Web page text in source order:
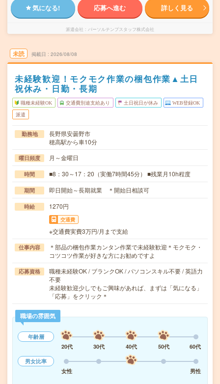
気になる! 応募へ進む 詳しく見る
派遣会社 パーソルテンプスタッフ株式会社
未読 掲載日 2026/08/08
未経験歓迎！モクモク作業の梱包作業▲土日
祝休み・日勤・長期
職種未経験OK 交通費別途支給あり 土日祝日が休み WEB登録OK
派遣
勤務地
長野県安曇野市
穂高駅から車10分
曜日頻度 月～金曜日
時間 ■8：30～17：20（実働7時間45分） ■残業月10h程度
期間 即日開始～長期就業 ＊開始日相談可
時給 1270円
交通費
※交通費実費3万円/月まで支給
仕事内容
＊部品の梱包作業カンタン作業で未経験歓迎＊モクモク・
コツコツ作業が好きな方にお勧めですよ
応募資格
職種未経験OK / ブランクOK / パソコンスキル不要 / 英語力
不要
未経験歓迎少しでもご興味があれば、まずは「気になる」
「応募」をクリック＊
職場の雰囲気
年齢層
20代
30代 40代 50代
60代
男女比率
女性
男性